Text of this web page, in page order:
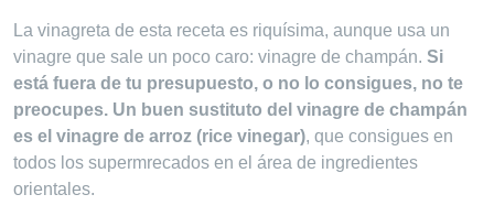
La vinagreta de esta receta es riquísima, aunque usa un
vinagre que sale un poco caro: vinagre de champán. Si
está fuera de tu presupuesto, o no lo consigues, no te
preocupes. Un buen sustituto del vinagre de champán
es el vinagre de arroz (rice vinegar), que consigues en
todos los supermrecados en el área de ingredientes
orientales.